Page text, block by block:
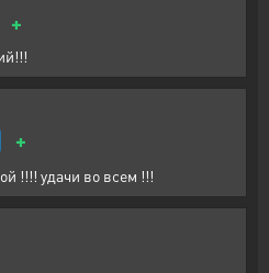
+
+
!!!! удачи во всем !!!